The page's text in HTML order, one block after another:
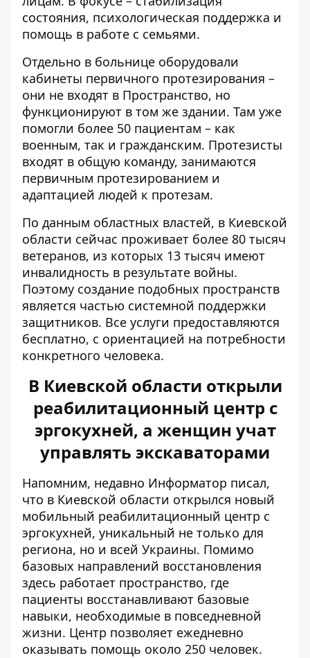
состояния, психологическая поддержка и
помощь в работе с семьями.
Отдельно в больнице оборудовали
кабинеты первичного протезирования –
они не входят в Пространство, но
функционируют в том же здании. Там уже
помогли более 50 пациентам – как
военным, так и гражданским. Протезисты
входят в общую команду, занимаются
первичным протезированием и
адаптацией людей к протезам.
По данным областных властей, в Киевской
области сейчас проживает более 80 тысяч
ветеранов, из которых 13 тысяч имеют
инвалидность в результате войны.
Поэтому создание подобных пространств
является частью системной поддержки
защитников. Все услуги предоставляются
бесплатно, с ориентацией на потребности
конкретного человека.
В Киевской области открыли
реабилитационный центр с
эргокухней, а женщин учат
управлять экскаваторами
Напомним, недавно Информатор писал,
что в Киевской области открылся новый
мобильный реабилитационный центр с
эргокухней, уникальный не только для
региона, но и всей Украины. Помимо
базовых направлений восстановления
здесь работает пространство, где
пациенты восстанавливают базовые
навыки, необходимые в повседневной
жизни. Центр позволяет ежедневно
оказывать помощь около 250 человек.